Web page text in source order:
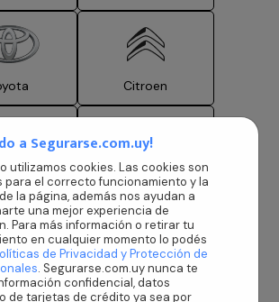
Citroen
Suzuki
BYD Auto
a Segurarse.com.uy!
utilizamos cookies. Las cookies son
para el correcto funcionamiento y la
la página, además nos ayudan a
una mejor experiencia de
Para más información o retirar tu
en cualquier momento lo podés
de Privacidad y Protección de
. Segurarse.com.uy nunca te
confidencial, datos
de tarjetas de crédito ya sea por